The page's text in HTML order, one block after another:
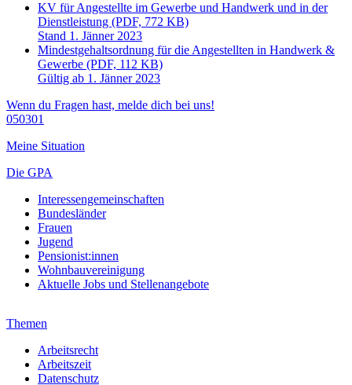
KV für Angestellte im Gewerbe und Handwerk und in der
Dienstleistung (PDF, 772 KB)
Stand 1. Jänner 2023
Mindestgehaltsordnung für die Angestellten in Handwerk &
Gewerbe (PDF, 112 KB)
Gültig ab 1. Jänner 2023
Wenn du Fragen hast, melde dich bei uns!
050301
Meine Situation
Die GPA
Interessengemeinschaften
Bundesländer
Frauen
Jugend
Pensionist:innen
Wohnbauvereinigung
Aktuelle Jobs und Stellenangebote
Themen
Arbeitsrecht
Arbeitszeit
Datenschutz